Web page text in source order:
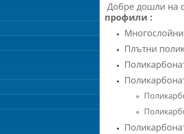
Добре дошли на
профили :
Многослойни
Плътни